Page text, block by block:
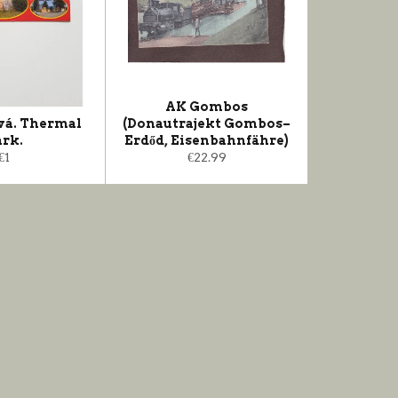
Thermal
AK Gombos
(Donautrajekt Gombos–
Erdőd, Eisenbahnfähre)
Normaler
€22.99